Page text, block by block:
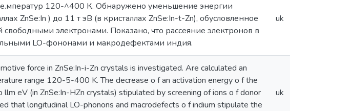
120-^400 К. Обнаружено уменьшение энергии
ZnSe:In ) до 11 т эВ (в кристаллах ZnSe:In-t-Zn), обусловленное
электронами. Показано, что рассеяние электронов в
LO-фононами и макродефектами индия.
uk
force in ZnSe:In-i-Zn crystals is investigated. Are calculated an
range 120-5-400 K. The decrease o f an activation energy o f the
eV (in ZnSe:In-HZn crystals) stipulated by screening of ions o f donor
that longitudinal LO-phonons and macrodefects o f indium stipulate the
uk